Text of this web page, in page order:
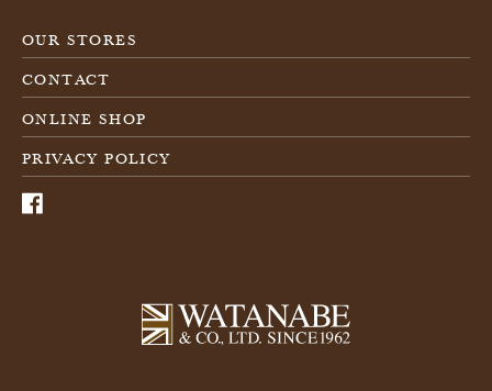
OUR STORES
CONTACT
ONLINE SHOP
PRIVACY POLICY